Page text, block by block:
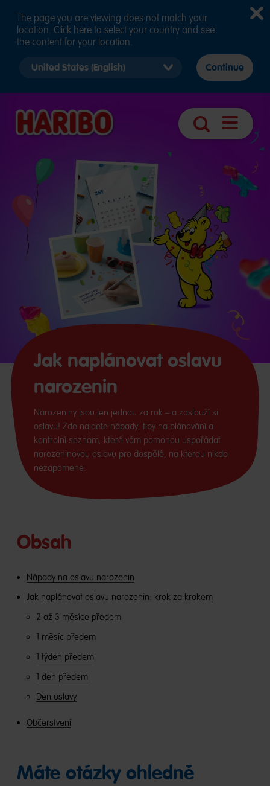
Vyhledávání
Otevřít
navigaci
Jak naplánovat oslavu
narozenin
Narozeniny jsou jen jednou za rok – a zaslouží si
oslavu! Zde najdete nápady, tipy na plánování a
kontrolní seznam, které vám pomohou uspořádat
narozeninovou oslavu pro dospělé, na kterou nikdo
nezapomene.
Obsah
Nápady na oslavu narozenin
Jak naplánovat oslavu narozenin: krok za krokem
2 až 3 měsíce předem
1 měsíc předem
1 týden předem
1 den předem
Den oslavy
Občerstvení
Máte otázky ohledně
The page you are viewing does not match your
location. Click here to select your country and see
the content for your location.
country
Continue